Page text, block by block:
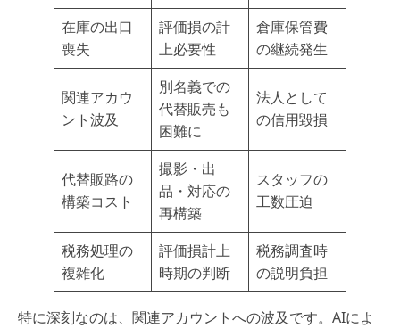
在庫の出口
喪失
評価損の計
上必要性
倉庫保管費
の継続発生
関連アカウ
ント波及
別名義での
代替販売も
困難に
法人として
の信用毀損
代替販路の
構築コスト
撮影・出
品・対応の
再構築
スタッフの
工数圧迫
税務処理の
複雑化
評価損計上
時期の判断
税務調査時
の説明負担
特に深刻なのは、関連アカウントへの波及です。AIによ